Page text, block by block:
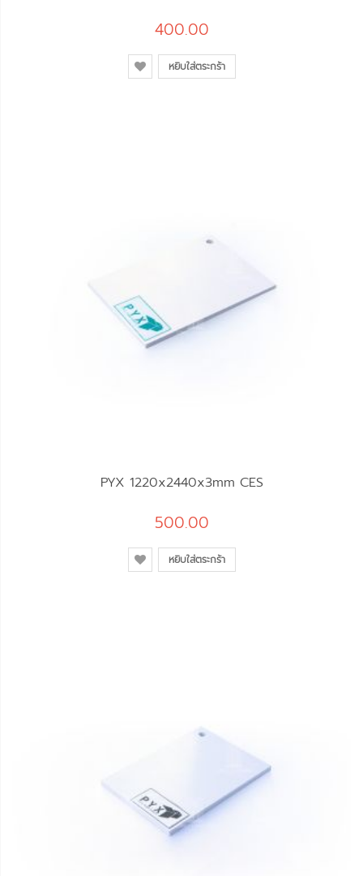
400.00
หยิบใส่ตระกร้า
PYX 1220x2440x3mm CES
500.00
หยิบใส่ตระกร้า